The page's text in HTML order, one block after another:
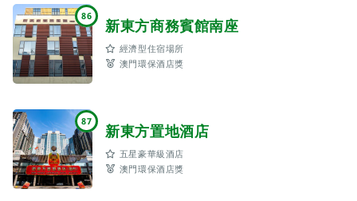
86 新東方商務賓館南座
經濟型住宿場所
澳門環保酒店獎
87 新東方置地酒店
五星豪華級酒店
澳門環保酒店獎